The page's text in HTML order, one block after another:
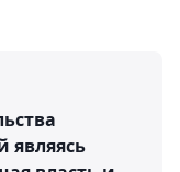
являясь